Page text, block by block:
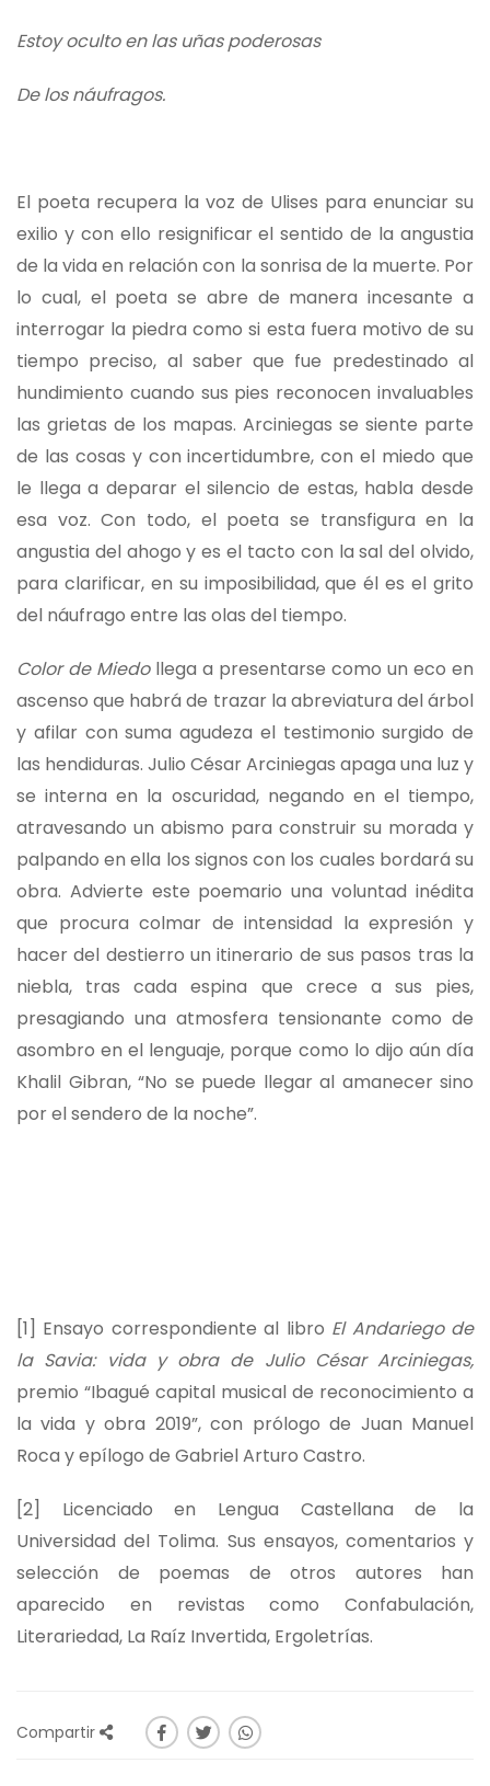
Estoy oculto en las uñas poderosas
De los náufragos.
El poeta recupera la voz de Ulises para enunciar su
exilio y con ello resignificar el sentido de la angustia
de la vida en relación con la sonrisa de la muerte. Por
lo cual, el poeta se abre de manera incesante a
interrogar la piedra como si esta fuera motivo de su
tiempo preciso, al saber que fue predestinado al
hundimiento cuando sus pies reconocen invaluables
las grietas de los mapas. Arciniegas se siente parte
de las cosas y con incertidumbre, con el miedo que
le llega a deparar el silencio de estas, habla desde
esa voz. Con todo, el poeta se transfigura en la
angustia del ahogo y es el tacto con la sal del olvido,
para clarificar, en su imposibilidad, que él es el grito
del náufrago entre las olas del tiempo.
Color de Miedo llega a presentarse como un eco en
ascenso que habrá de trazar la abreviatura del árbol
y afilar con suma agudeza el testimonio surgido de
las hendiduras. Julio César Arciniegas apaga una luz y
se interna en la oscuridad, negando en el tiempo,
atravesando un abismo para construir su morada y
palpando en ella los signos con los cuales bordará su
obra. Advierte este poemario una voluntad inédita
que procura colmar de intensidad la expresión y
hacer del destierro un itinerario de sus pasos tras la
niebla, tras cada espina que crece a sus pies,
presagiando una atmosfera tensionante como de
asombro en el lenguaje, porque como lo dijo aún día
Khalil Gibran, “No se puede llegar al amanecer sino
por el sendero de la noche”.
[1] Ensayo correspondiente al libro El Andariego de
la Savia: vida y obra de Julio César Arciniegas,
premio “Ibagué capital musical de reconocimiento a
la vida y obra 2019”, con prólogo de Juan Manuel
Roca y epílogo de Gabriel Arturo Castro.
[2]
Licenciado en Lengua Castellana de la
Universidad del Tolima. Sus ensayos, comentarios y
selección de poemas de otros autores han
aparecido en revistas como Confabulación,
Literariedad, La Raíz Invertida, Ergoletrías.
Compartir